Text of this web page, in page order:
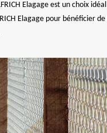
Elagage est un choix
Elagage pour bénéficier